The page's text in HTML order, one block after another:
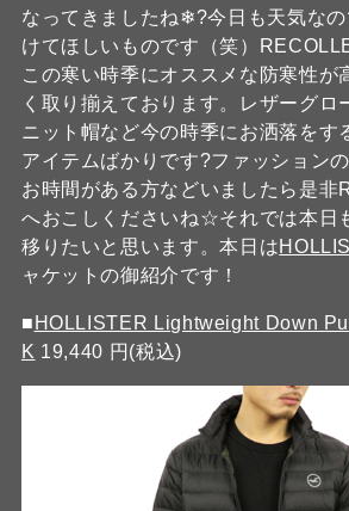
なってきましたね❄?今日も天気な
けてほしいものです（笑）
この寒い時季にオススメな防寒性が
く取り揃えております。レザーグロ
ニット帽など今の時季にお洒落をす
アイテムばかりです?ファッション
お時間がある方などいましたら是非
へおこしくださいね☆それでは本日
移りたいと思います。本日は
ャケットの御紹介です！
■ HOLLISTER Lightweight Down
K 19,440 円(税込)